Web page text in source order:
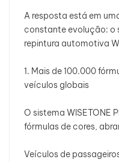
A resposta está em
constante evolução: o
repintura automotiva
1. Mais de 100.000
veículos globais
O sistema WISETONE
fórmulas de cores,
Veículos de